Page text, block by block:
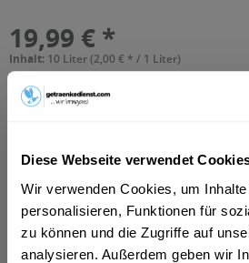
Diese Webseite verwendet
Wir verwenden Cookies, um
personalisieren, Funktionen für
zu können und die Zugriffe auf
analysieren. Außerdem geben wir
19,99 € *
Inhalt: 10 Liter (2,00 € * / 1 Liter)
inkl. MwSt.ggf. zzgl. Erschwerniszuschlag
Vorrätig
In den
23934